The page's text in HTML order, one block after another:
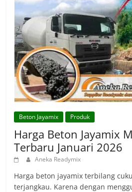
Beton Jayamix Produk
Harga Beton Jayamix
Terbaru Januari 2026
Aneka Readymix
Harga beton jayamix terbilang
terjangkau. Karena dengan